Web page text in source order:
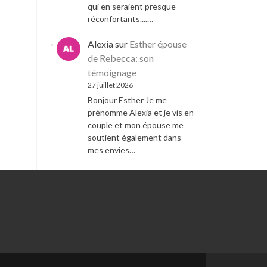
qui en seraient presque
réconfortants....…
Alexiasur Esther épouse
de Rebecca: son
témoignage
27 juillet 2026
Bonjour Esther Je me
prénomme Alexia et je vis en
couple et mon épouse me
soutient également dans
mes envies…